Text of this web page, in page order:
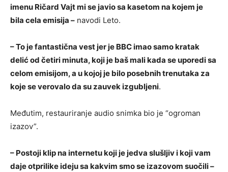
imenu Ričard Vajt mi se javio sa kasetom na kojem je
bila cela emisija – navodi Leto.
– To je fantastična vest jer je BBC imao samo kratak
delić od četiri minuta, koji je baš mali kada se uporedi sa
celom emisijom, a u kojoj je bilo posebnih trenutaka za
koje se verovalo da su zauvek izgubljeni.
Međutim, restauriranje audio snimka bio je “ogroman
izazov”.
– Postoji klip na internetu koji je jedva slušljiv i koji vam
daje otprilike ideju sa kakvim smo se izazovom suočili –